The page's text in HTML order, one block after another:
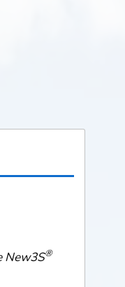
New3S®